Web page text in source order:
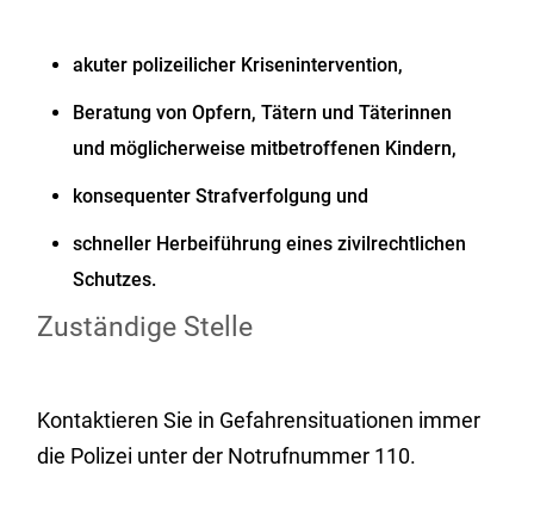
akuter polizeilicher Krisenintervention,
Beratung von Opfern, Tätern und Täterinnen
und möglicherweise mitbetroffenen Kindern,
konsequenter Strafverfolgung und
schneller Herbeiführung eines zivilrechtlichen
Schutzes.
Zuständige Stelle
Kontaktieren Sie in Gefahrensituationen immer
die Polizei unter der Notrufnummer 110.